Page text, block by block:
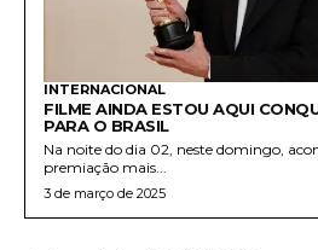
INTERNACIONAL
FILME AINDA ESTOU AQUI
PARA O BRASIL
Na noite do dia 02, neste domingo,
premiação mais...
3 de março de 2025